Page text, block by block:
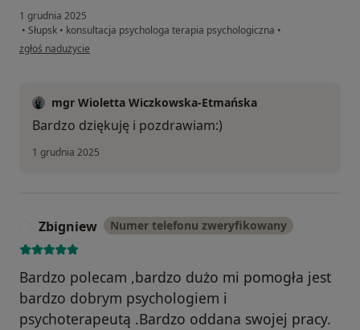
1 grudnia 2025
• Słupsk • konsultacja psychologa terapia psychologiczna •
w opinii użytkownika WJ
zgłoś nadużycie
mgr Wioletta Wiczkowska-Etmańska
Bardzo dziękuję i pozdrawiam:)
1 grudnia 2025
Zbigniew Numer telefonu zweryfikowany
Bardzo polecam ,bardzo dużo mi pomogła jest
bardzo dobrym psychologiem i
psychoterapeutą .Bardzo oddana swojej pracy.